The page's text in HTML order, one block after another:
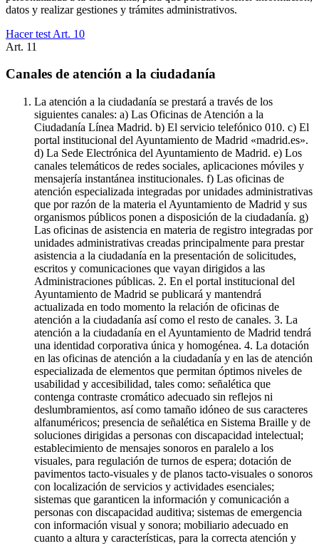
datos y realizar gestiones y trámites administrativos.
Hacer test Art. 10
Art. 11
Canales de atención a la ciudadanía
La atención a la ciudadanía se prestará a través de los
siguientes canales: a) Las Oficinas de Atención a la
Ciudadanía Línea Madrid. b) El servicio telefónico 010. c) El
portal institucional del Ayuntamiento de Madrid «madrid.es».
d) La Sede Electrónica del Ayuntamiento de Madrid. e) Los
canales telemáticos de redes sociales, aplicaciones móviles y
mensajería instantánea institucionales. f) Las oficinas de
atención especializada integradas por unidades administrativas
que por razón de la materia el Ayuntamiento de Madrid y sus
organismos públicos ponen a disposición de la ciudadanía. g)
Las oficinas de asistencia en materia de registro integradas por
unidades administrativas creadas principalmente para prestar
asistencia a la ciudadanía en la presentación de solicitudes,
escritos y comunicaciones que vayan dirigidos a las
Administraciones públicas. 2. En el portal institucional del
Ayuntamiento de Madrid se publicará y mantendrá
actualizada en todo momento la relación de oficinas de
atención a la ciudadanía así como el resto de canales. 3. La
atención a la ciudadanía en el Ayuntamiento de Madrid tendrá
una identidad corporativa única y homogénea. 4. La dotación
en las oficinas de atención a la ciudadanía y en las de atención
especializada de elementos que permitan óptimos niveles de
usabilidad y accesibilidad, tales como: señalética que
contenga contraste cromático adecuado sin reflejos ni
deslumbramientos, así como tamaño idóneo de sus caracteres
alfanuméricos; presencia de señalética en Sistema Braille y de
soluciones dirigidas a personas con discapacidad intelectual;
establecimiento de mensajes sonoros en paralelo a los
visuales, para regulación de turnos de espera; dotación de
pavimentos tacto-visuales y de planos tacto-visuales o sonoros
con localización de servicios y actividades esenciales;
sistemas que garanticen la información y comunicación a
personas con discapacidad auditiva; sistemas de emergencia
con información visual y sonora; mobiliario adecuado en
cuanto a altura y características, para la correcta atención y